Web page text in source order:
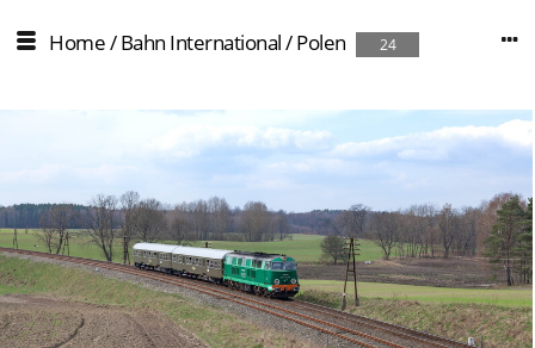
Home/Bahn International/Polen 24